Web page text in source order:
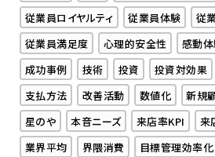
従業員ロイヤルティ
従業員体験
従
従業員満足度
心理的安全性 感動
成功事例
技術 投資 投資対効果
支払方法
改善活動 数値化 新規
星のや
本音ニーズ 来店率KPI 来
業界平均
界隈消費 目標管理効率化